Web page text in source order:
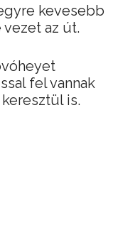
kevesebb
az út.
fel vannak
is.